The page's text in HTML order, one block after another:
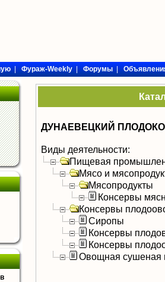
|Фураж-Weekly|Форумы|
ДУНАЕВЕЦКИЙ
Виды деятельности:
Пищевая
Мясо и
Мясопродукты
Консервы
Консервы
Сиропы
Консервы
Консервы
Овощная сушеная